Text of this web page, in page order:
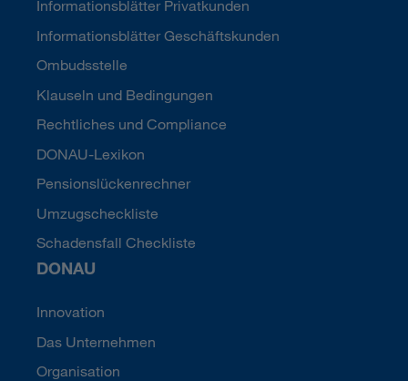
Informationsblätter Privatkunden
Informationsblätter Geschäftskunden
Ombudsstelle
Klauseln und Bedingungen
Rechtliches und Compliance
DONAU-Lexikon
Pensionslückenrechner
Umzugscheckliste
Schadensfall Checkliste
DONAU
Innovation
Das Unternehmen
Organisation